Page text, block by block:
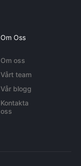
Om Oss
Om oss
Vårt team
Vår blogg
Kontakta
oss